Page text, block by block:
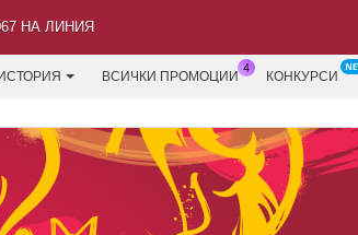
НА ЛИНИЯ
ИСТОРИЯ ВСИЧКИ ПРОМОЦИИ КОНКУРСИ